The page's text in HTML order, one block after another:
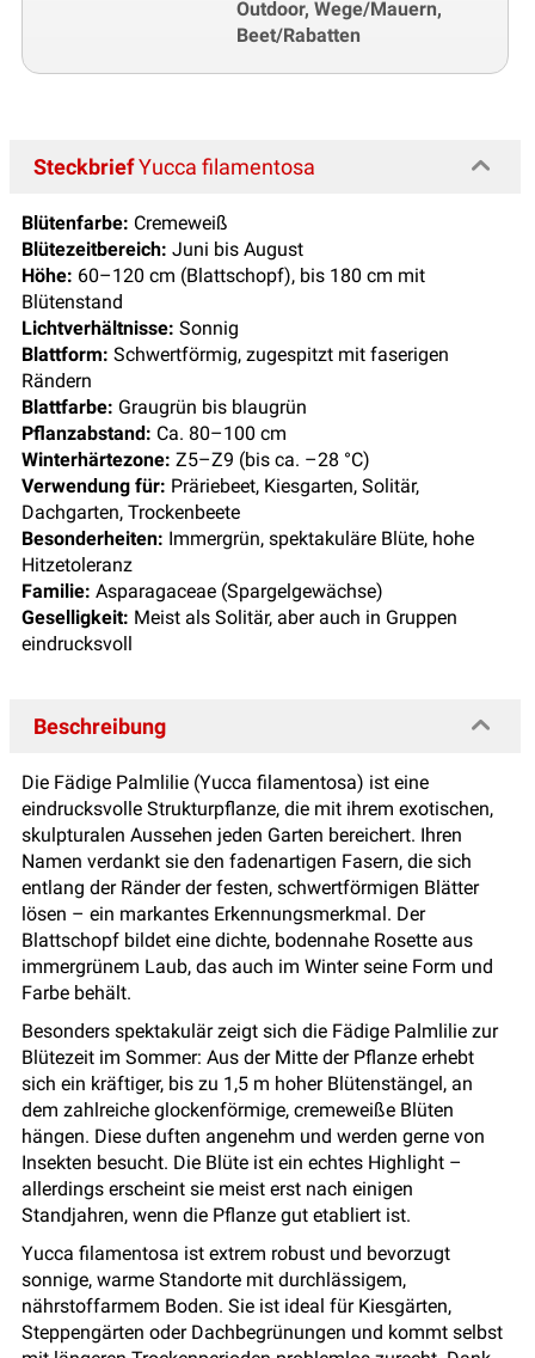
Outdoor, Wege/Mauern,
Beet/Rabatten
SteckbriefYucca filamentosa
Blütenfarbe: Cremeweiß
Blütezeitbereich: Juni bis August
Höhe: 60–120 cm (Blattschopf), bis 180 cm mit
Blütenstand
Lichtverhältnisse: Sonnig
Blattform: Schwertförmig, zugespitzt mit faserigen
Rändern
Blattfarbe: Graugrün bis blaugrün
Pflanzabstand: Ca. 80–100 cm
Winterhärtezone: Z5–Z9 (bis ca. –28 °C)
Verwendung für: Präriebeet, Kiesgarten, Solitär,
Dachgarten, Trockenbeete
Besonderheiten: Immergrün, spektakuläre Blüte, hohe
Hitzetoleranz
Familie: Asparagaceae (Spargelgewächse)
Geselligkeit: Meist als Solitär, aber auch in Gruppen
eindrucksvoll
Beschreibung
Die Fädige Palmlilie (Yucca filamentosa) ist eine
eindrucksvolle Strukturpflanze, die mit ihrem exotischen,
skulpturalen Aussehen jeden Garten bereichert. Ihren
Namen verdankt sie den fadenartigen Fasern, die sich
entlang der Ränder der festen, schwertförmigen Blätter
lösen – ein markantes Erkennungsmerkmal. Der
Blattschopf bildet eine dichte, bodennahe Rosette aus
immergrünem Laub, das auch im Winter seine Form und
Farbe behält.
Besonders spektakulär zeigt sich die Fädige Palmlilie zur
Blütezeit im Sommer: Aus der Mitte der Pflanze erhebt
sich ein kräftiger, bis zu 1,5 m hoher Blütenstängel, an
dem zahlreiche glockenförmige, cremeweiße Blüten
hängen. Diese duften angenehm und werden gerne von
Insekten besucht. Die Blüte ist ein echtes Highlight –
allerdings erscheint sie meist erst nach einigen
Standjahren, wenn die Pflanze gut etabliert ist.
Yucca filamentosa ist extrem robust und bevorzugt
sonnige, warme Standorte mit durchlässigem,
nährstoffarmem Boden. Sie ist ideal für Kiesgärten,
Steppengärten oder Dachbegrünungen und kommt selbst